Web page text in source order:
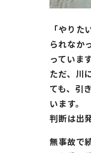
「やり
られなか
っています
ただ、川
ても、引
います。
判断は出
無事故で